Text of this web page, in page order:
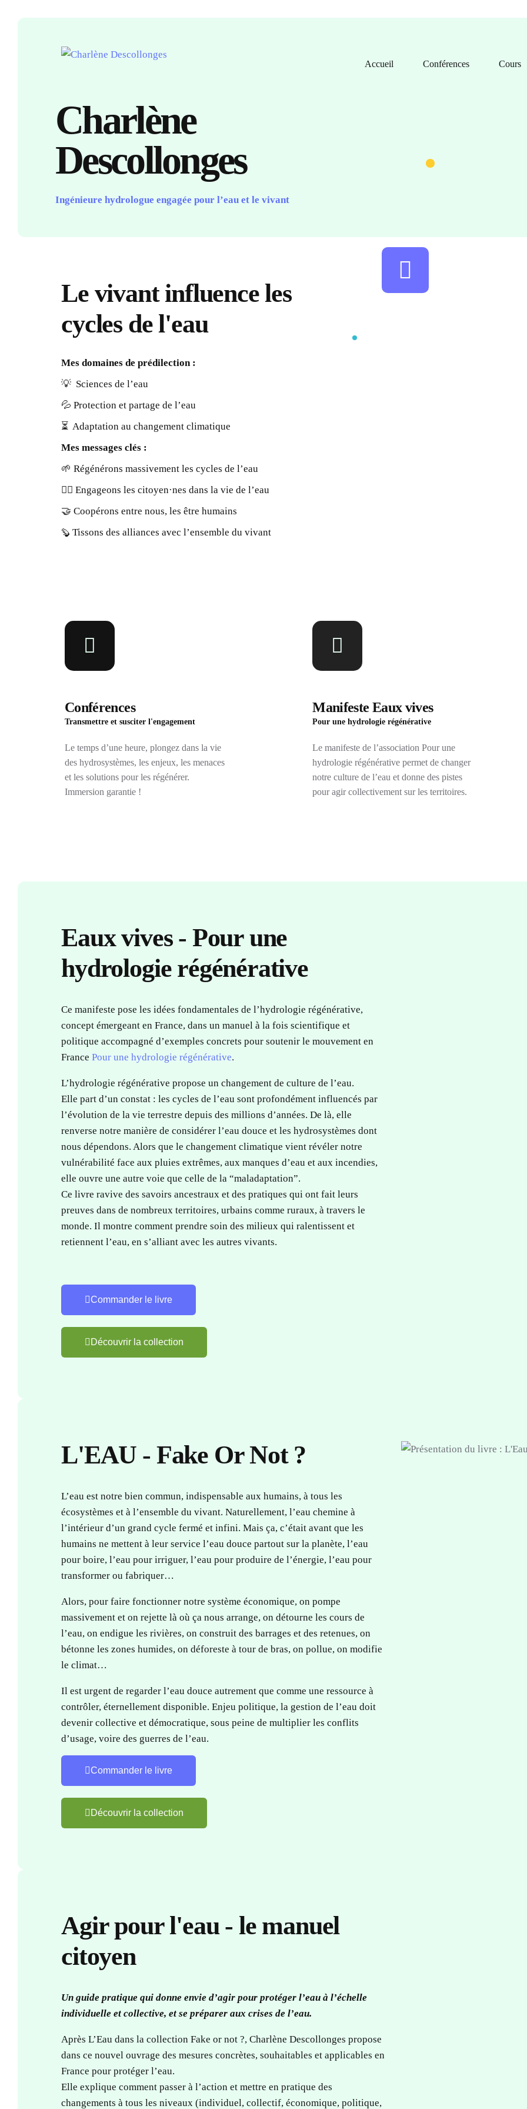
Accueil Conférences Cours
Charlène
Descollonges
Ingénieure hydrologue engagée pour l’eau et le vivant
Le vivant influence les
cycles de l'eau
Mes domaines de prédilection :
💡 Sciences de l’eau
💦 Protection et partage de l’eau
⏳ Adaptation au changement climatique
Mes messages clés :
🌱 Régénérons massivement les cycles de l’eau
🙋‍♀️ Engageons les citoyen·nes dans la vie de l’eau
🤝 Coopérons entre nous, les être humains
🦫 Tissons des alliances avec l’ensemble du vivant
Conférences
Transmettre et susciter l'engagement
Le temps d’une heure, plongez dans la vie
des hydrosystèmes, les enjeux, les menaces
et les solutions pour les régénérer.
Immersion garantie !
Manifeste Eaux vives
Pour une hydrologie régénérative
Le manifeste de l’association Pour une
hydrologie régénérative permet de changer
notre culture de l’eau et donne des pistes
pour agir collectivement sur les territoires.
Eaux vives - Pour une
hydrologie régénérative
Ce manifeste pose les idées fondamentales de l’hydrologie régénérative,
concept émergeant en France, dans un manuel à la fois scientifique et
politique accompagné d’exemples concrets pour soutenir le mouvement en
FrancePour une hydrologie régénérative.
L’hydrologie régénérative propose un changement de culture de l’eau.
Elle part d’un constat : les cycles de l’eau sont profondément influencés par
l’évolution de la vie terrestre depuis des millions d’années. De là, elle
renverse notre manière de considérer l’eau douce et les hydrosystèmes dont
nous dépendons. Alors que le changement climatique vient révéler notre
vulnérabilité face aux pluies extrêmes, aux manques d’eau et aux incendies,
elle ouvre une autre voie que celle de la “maladaptation”.
Ce livre ravive des savoirs ancestraux et des pratiques qui ont fait leurs
preuves dans de nombreux territoires, urbains comme ruraux, à travers le
monde. Il montre comment prendre soin des milieux qui ralentissent et
retiennent l’eau, en s’alliant avec les autres vivants.
Commander le livre
Découvrir la collection
L'EAU - Fake Or Not ?
L’eau est notre bien commun, indispensable aux humains, à tous les
écosystèmes et à l’ensemble du vivant. Naturellement, l’eau chemine à
l’intérieur d’un grand cycle fermé et infini. Mais ça, c’était avant que les
humains ne mettent à leur service l’eau douce partout sur la planète, l’eau
pour boire, l’eau pour irriguer, l’eau pour produire de l’énergie, l’eau pour
transformer ou fabriquer…
Alors, pour faire fonctionner notre système économique, on pompe
massivement et on rejette là où ça nous arrange, on détourne les cours de
l’eau, on endigue les rivières, on construit des barrages et des retenues, on
bétonne les zones humides, on déforeste à tour de bras, on pollue, on modifie
le climat…
Il est urgent de regarder l’eau douce autrement que comme une ressource à
contrôler, éternellement disponible. Enjeu politique, la gestion de l’eau doit
devenir collective et démocratique, sous peine de multiplier les conflits
d’usage, voire des guerres de l’eau.
Commander le livre
Découvrir la collection
Agir pour l'eau - le manuel
citoyen
Un guide pratique qui donne envie d’agir pourprotéger l’eau à l’échelle
individuelle etcollective, et se préparer aux crises de l’eau.
Après L’Eau dans la collection Fake or not ?, Charlène Descollonges propose
dans ce nouvel ouvrage des mesures concrètes, souhaitables et applicables en
France pour protéger l’eau.
Elle explique comment passer à l’action et mettre en pratique des
changements à tous les niveaux (individuel, collectif, économique, politique,